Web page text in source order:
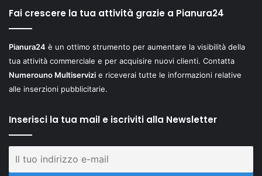
Fai crescere la tua attività grazie a Pianura24
Pianura24 è un ottimo strumento per aumentare la visibilità della
tua attività commerciale e per acquisire nuovi clienti. Contatta
Numerouno Multiservizi e riceverai tutte le informazioni relative
alle inserzioni pubblicitarie.
Inserisci la tua mail e iscriviti alla Newsletter